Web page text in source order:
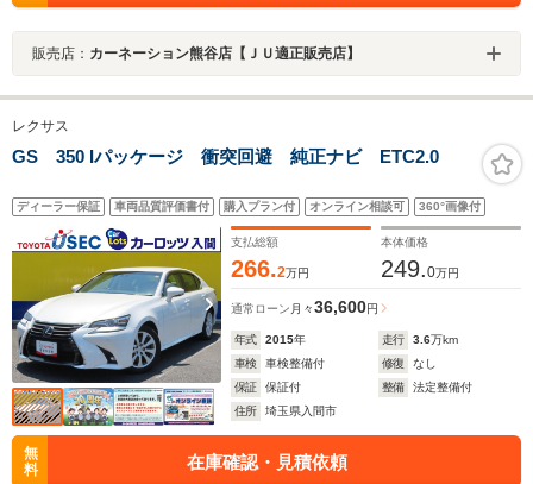
販売店： カーネーション熊谷店【ＪＵ適正販売店】
レクサス
GS 350 Iパッケージ 衝突回避 純正ナビ ETC2.0
ディーラー保証 車両品質評価書付 購入プラン付 オンライン相談可 360°画像付
支払総額
266.2万円
本体価格
249.0万円
通常ローン 月々36,600円
年式 2015年 走行 3.6万km
車検
車検整備付 修復
なし
保証
保証付 整備
法定整備付
住所
埼玉県入間市
無
料
在庫確認・見積依頼